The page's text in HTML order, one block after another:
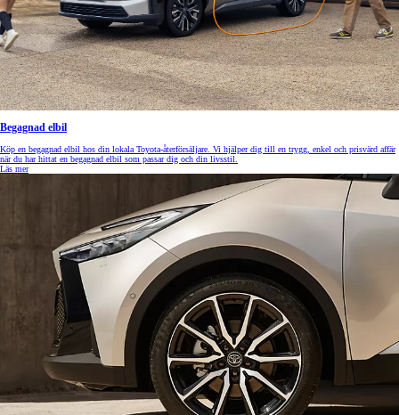
Begagnad elbil
Köp en begagnad elbil hos din lokala Toyota-återförsäljare. Vi hjälper dig till en trygg, enkel och prisvärd affär
när du har hittat en begagnad elbil som passar dig och din livsstil.
Läs mer